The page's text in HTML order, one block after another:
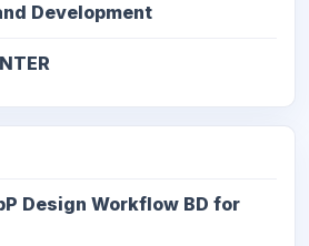
Development
Design Workflow BD for